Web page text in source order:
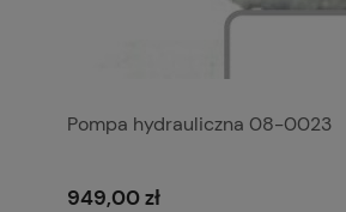
Pompa hydrauliczna 08-0023
949,00 zł